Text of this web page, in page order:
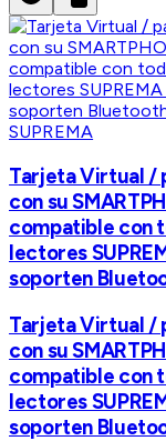
SUPREMA
Tarjeta Virtual /
con su
compatible con
lectores
soporten
Tarjeta Virtual /
con su
compatible con
lectores
soporten